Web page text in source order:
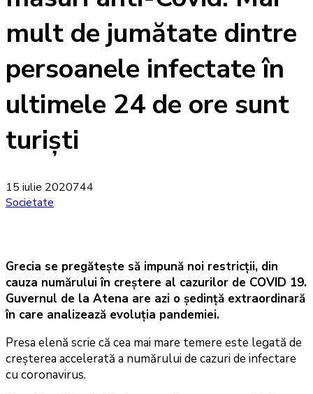
mult de jumătate dintre
persoanele infectate în
ultimele 24 de ore sunt
turiști
15 iulie 2020744
Societate
Grecia se pregătește să impună noi restricții, din
cauza numărului în creștere al cazurilor de COVID 19.
Guvernul de la Atena are azi o ședință extraordinară
în care analizează evoluția pandemiei.
Presa elenă scrie că cea mai mare temere este legată de
creșterea accelerată a numărului de cazuri de infectare
cu coronavirus.